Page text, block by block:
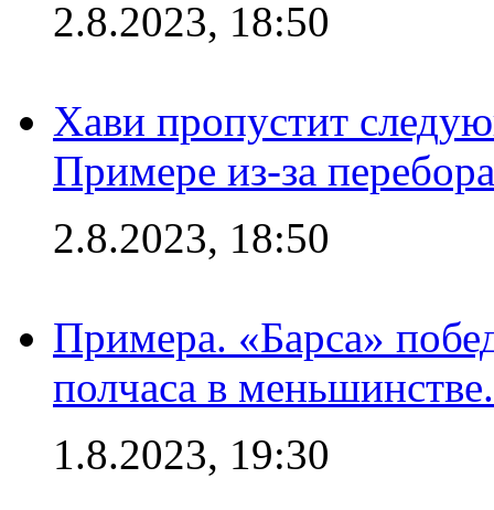
2.8.2023, 18:50
Хави пропустит
Примере из-за
2.8.2023, 18:50
Примера. «Барса»
полчаса в
1.8.2023, 19:30